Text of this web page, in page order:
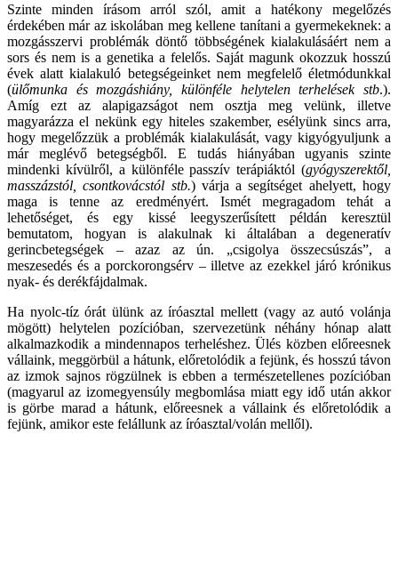
Szinte minden írásom arról szól, amit a hatékony megelőzés
érdekében már az iskolában meg kellene tanítani a gyermekeknek: a
mozgásszervi problémák döntő többségének kialakulásáért nem a
sors és nem is a genetika a felelős. Saját magunk okozzuk hosszú
évek alatt kialakuló betegségeinket nem megfelelő életmódunkkal
(ülőmunka és mozgáshiány, különféle helytelen terhelések stb.).
Amíg ezt az alapigazságot nem osztja meg velünk, illetve
magyarázza el nekünk egy hiteles szakember, esélyünk sincs arra,
hogy megelőzzük a problémák kialakulását, vagy kigyógyuljunk a
már meglévő betegségből. E tudás hiányában ugyanis szinte
mindenki kívülről, a különféle passzív terápiáktól (gyógyszerektől,
masszázstól, csontkovácstól stb.) várja a segítséget ahelyett, hogy
maga is tenne az eredményért. Ismét megragadom tehát a
lehetőséget, és egy kissé leegyszerűsített példán keresztül
bemutatom, hogyan is alakulnak ki általában a degeneratív
gerincbetegségek – azaz az ún. „csigolya összecsúszás”, a
meszesedés és a porckorongsérv – illetve az ezekkel járó krónikus
nyak- és derékfájdalmak.
Ha nyolc-tíz órát ülünk az íróasztal mellett (vagy az autó volánja
mögött) helytelen pozícióban, szervezetünk néhány hónap alatt
alkalmazkodik a mindennapos terheléshez. Ülés közben előreesnek
vállaink, meggörbül a hátunk, előretolódik a fejünk, és hosszú távon
az izmok sajnos rögzülnek is ebben a természetellenes pozícióban
(magyarul az izomegyensúly megbomlása miatt egy idő után akkor
is görbe marad a hátunk, előreesnek a vállaink és előretolódik a
fejünk, amikor este felállunk az íróasztal/volán mellől).